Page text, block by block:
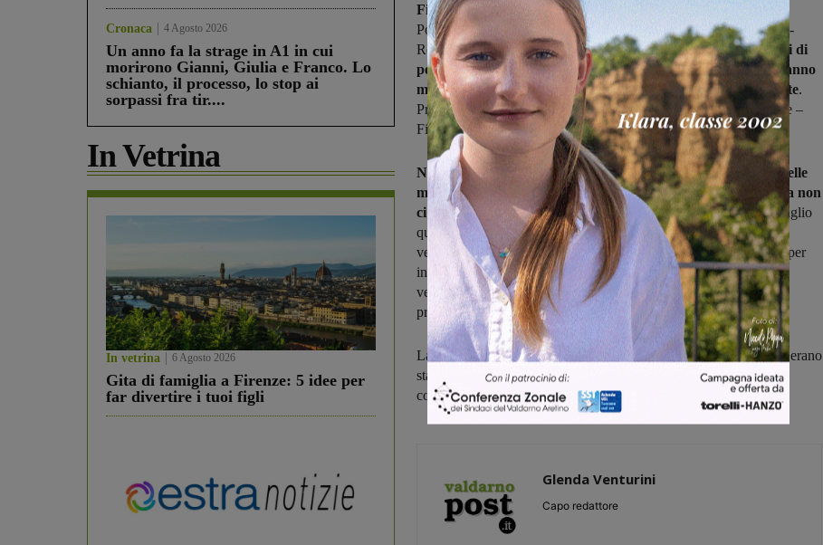
Cronaca 4 Agosto 2026
Un anno fa la strage in A1 in cui
morirono Gianni, Giulia e Franco. Lo
schianto, il processo, lo stop ai
sorpassi fra tir....
In Vetrina
In vetrina 6 Agosto 2026
Gita di famiglia a Firenze: 5 idee per
far divertire i tuoi figli
Firenze-Foligno , Firenze-Borgo S. Lorenzo (via Vaglia e via
Pontassieve), dall’Umbria verso Roma, Viterbo-Orte-Roma, Rieti-
Roma sono previste cancellazioni o limitazioni dei servizi,i tempi di
percorrenza avranno un incremento fino a 10 minuti e ci saranno
modifiche di orario anche con partenze anticipate o posticipate.
Previste alcune ripercussioni anche per i treni delle FL1 linee Orte –
Fiumicino Aeroporto, FL2 Roma – Tivoli e FL7 Roma – Formia.
Nello specifico, i treni della linea aretina subiranno proprio delle
modifiche all’orario di partenza o ai tempi di percorrenza, ma non
ci saranno soppressioni in questa tratta.Per verificare nel dettaglio
quali sono le variazioni occorre simulare un acquisto sui canali di
vendita di Trenitalia, inserendo una data successiva al 7 gennaio, per
individuare così gli orari dei treni a cui si è interessati. I canali di
vendita sono stati aggiornati nella tarda mattinata di oggi e sono
presenti così tutte le modifiche.
La programmazione dei lavori, così come le ricadute sul servizio, erano
state preannunciate nelle scorse settimane alle Amministrazioni
comunali.
Glenda Venturini
Capo redattore